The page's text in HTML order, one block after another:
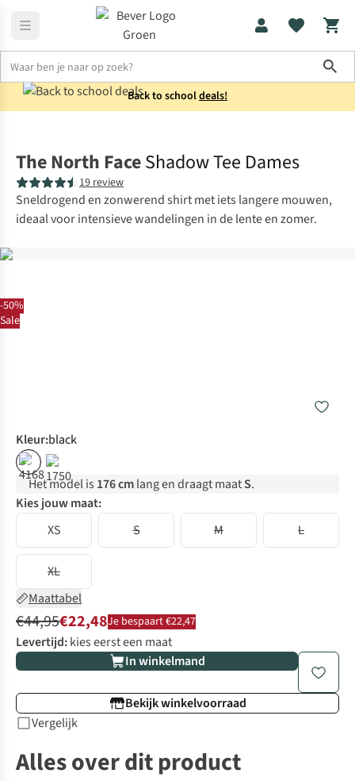
Back to schooldeals!
-50%
Sale
The North FaceShadow Tee Dames
19 review
Sneldrogend en zonwerend shirt met iets langere mouwen,
ideaal voor intensieve wandelingen in de lente en zomer.
Kleur:black
% %
Het model is 176 cmlang en draagt maatS.
Kies jouw maat:
XS
S M L
XL
Maattabel
€44,95€22,48Je bespaart €22,47
Levertijd:kies eerst een maat
In winkelmand
Bekijk winkelvoorraad
Vergelijk
Alles over dit product